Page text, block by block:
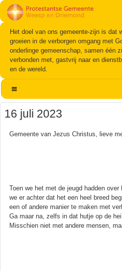
Het doel van ons gemeente-zijn is dat
groeien in de verborgen omgang met
onderlinge gemeenschap, samen één
verbonden met, gastvrij naar en
en de wereld.
16 juli 2023
Gemeente van Jezus Christus, lieve
Toen we het met de jeugd hadden over
we er achter dat het een heel breed
een of andere manier te maken met
Ga maar na, zelfs in dat hutje op de
Misschien niet met andere mensen,